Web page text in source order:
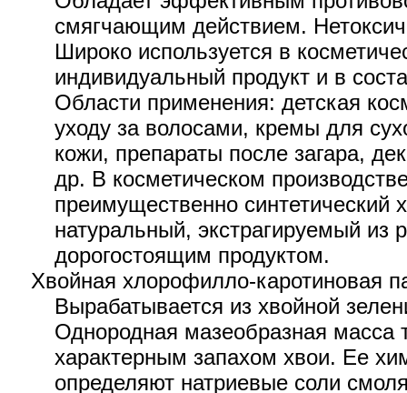
смягчающим действием.
Широко используется в
индивидуальный продукт и в
Области применения: детская
уходу за волосами, кремы для
кожи, препараты после загара,
др. В косметическом
преимущественно синтетический
натуральный, экстрагируемый из
дорогостоящим продуктом.
Хвойная хлорофилло-каротиновая
Вырабатывается из хвойной
Однородная мазеобразная масса
характерным запахом хвои. Ее
определяют натриевые соли